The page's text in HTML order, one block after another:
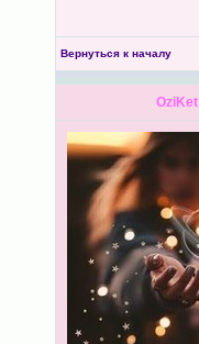
Вернуться к началу
OziKet